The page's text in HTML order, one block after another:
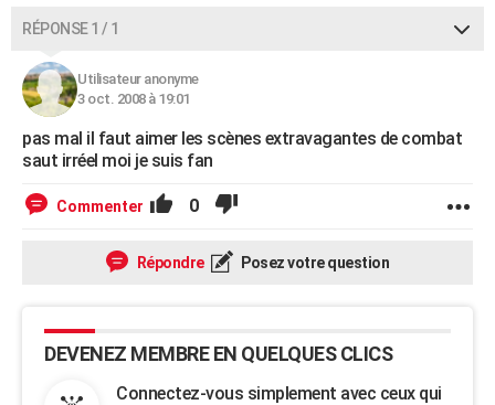
Carte de Noël
Carte Bonne année
Carte Saint-Valentin
Carte Pâques
Carte d'anniversaire
DICTIONNAIRE
Dictionnaire
Biographies
Citations
Expressions
Proverbes
PROGRAMME TV
S'inscrire
Se connecter
Lycées
Collèges
Primaires
Universités
Entreprises
Service militaire
Avis de recherche
RÉPONSE 1 / 1
Utilisateur anonyme
3 oct. 2008 à 19:01
pas mal il faut aimer les scènes extravagantes de combat
saut irréel moi je suis fan
Commenter 0
Répondre Posez votre question
DEVENEZ MEMBRE EN QUELQUES CLICS
Connectez-vous simplement avec ceux qui